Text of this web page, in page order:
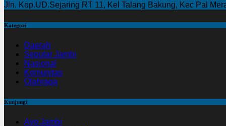
Jln. Kop.UD.Sejaring RT 11, Kel Talang Bakung, Kec Pal
Kategori
Daerah
Seputar Jambi
Nasional
Komunitas
Olahraga
Kunjungi
Ayo Jambi